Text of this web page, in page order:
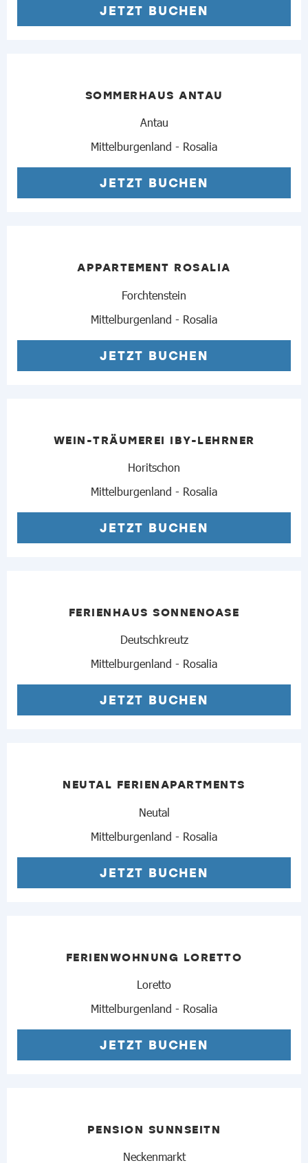
JETZT BUCHEN
SOMMERHAUS ANTAU
Antau
Mittelburgenland - Rosalia
JETZT BUCHEN
APPARTEMENT ROSALIA
Forchtenstein
Mittelburgenland - Rosalia
JETZT BUCHEN
WEIN-TRÄUMEREI IBY-LEHRNER
Horitschon
Mittelburgenland - Rosalia
JETZT BUCHEN
FERIENHAUS SONNENOASE
Deutschkreutz
Mittelburgenland - Rosalia
JETZT BUCHEN
NEUTAL FERIENAPARTMENTS
Neutal
Mittelburgenland - Rosalia
JETZT BUCHEN
FERIENWOHNUNG LORETTO
Loretto
Mittelburgenland - Rosalia
JETZT BUCHEN
PENSION SUNNSEITN
Neckenmarkt